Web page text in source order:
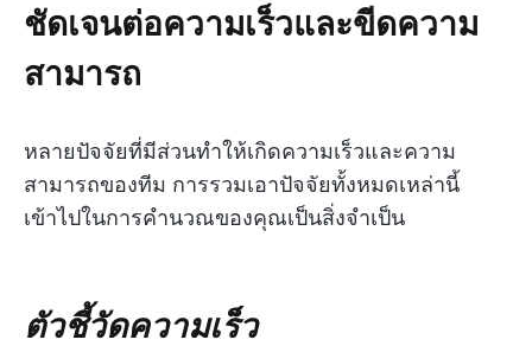
ชัดเจนต่อความเร็วและขีดความ
สามารถ
หลายปัจจัยที่มีส่วนทำให้เกิดความเร็วและความ
สามารถของทีม การรวมเอาปัจจัยทั้งหมดเหล่านี้
เข้าไปในการคำนวณของคุณเป็นสิ่งจำเป็น
ตัวชี้วัดความเร็ว